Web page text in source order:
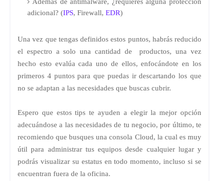
Además de antimalware, ¿requieres alguna protección
adicional? (IPS, Firewall, EDR)
Una vez que tengas definidos estos puntos, habrás reducido
el espectro a solo una cantidad de productos, una vez
hecho esto evalúa cada uno de ellos, enfocándote en los
primeros 4 puntos para que puedas ir descartando los que
no se adaptan a las necesidades que buscas cubrir.
Espero que estos tips te ayuden a elegir la mejor opción
adecuándose a las necesidades de tu negocio, por último, te
recomiendo que busques una consola Cloud, la cual es muy
útil para administrar tus equipos desde cualquier lugar y
podrás visualizar su estatus en todo momento, incluso si se
encuentran fuera de la oficina.